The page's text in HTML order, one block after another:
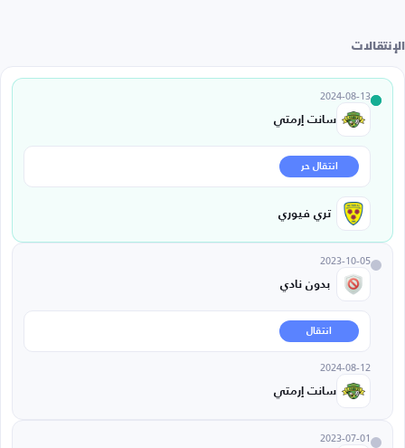
الإنتقالات
2024-08-13
سانت إرمتي
انتقال حر
تري فيوري
2023-10-05
بدون نادي
انتقال
2024-08-12
سانت إرمتي
2023-07-01